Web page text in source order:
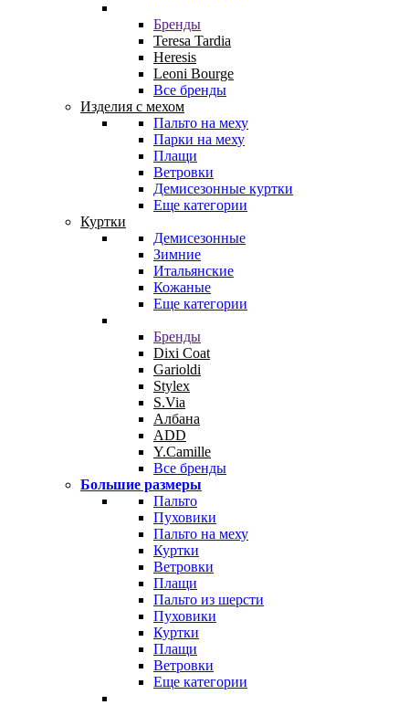
Бренды
Teresa Tardia
Heresis
Leoni Bourge
Все бренды
Изделия с мехом
Пальто на меху
Парки на меху
Плащи
Ветровки
Демисезонные куртки
Еще категории
Куртки
Демисезонные
Зимние
Итальянские
Кожаные
Еще категории
Бренды
Dixi Coat
Garioldi
Stylex
S.Via
Албана
ADD
Y.Camille
Все бренды
Большие размеры
Пальто
Пуховики
Пальто на меху
Куртки
Ветровки
Плащи
Пальто из шерсти
Пуховики
Куртки
Плащи
Ветровки
Еще категории